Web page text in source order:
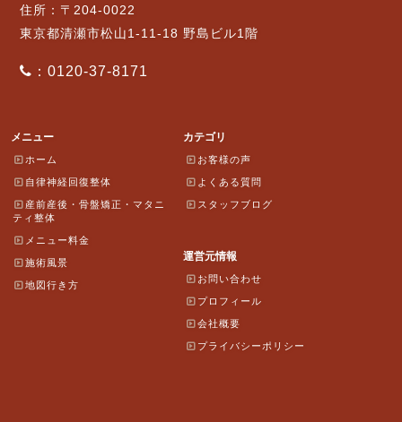
住所：〒204-0022
東京都清瀬市松山1-11-18 野島ビル1階
：0120-37-8171
メニュー
ホーム
自律神経回復整体
産前産後・骨盤矯正・マタニ
ティ整体
メニュー料金
施術風景
地図行き方
カテゴリ
お客様の声
よくある質問
スタッフブログ
運営元情報
お問い合わせ
プロフィール
会社概要
プライバシーポリシー